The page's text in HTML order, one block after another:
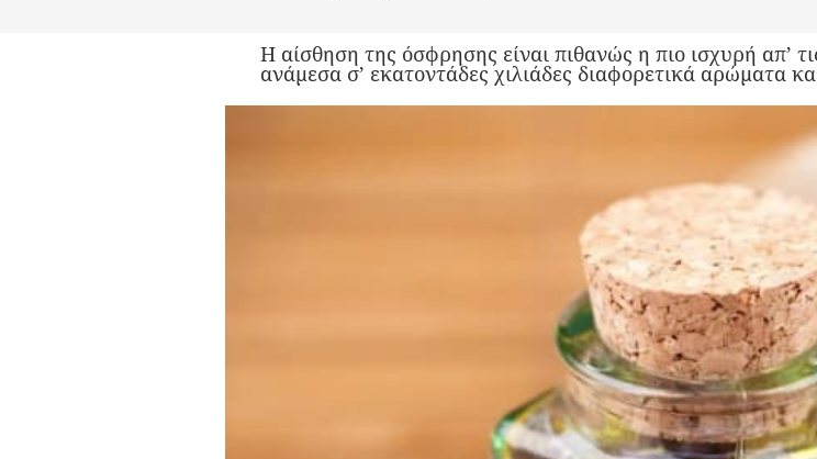
Η αίσθηση της όσφρησης είναι πιθανώς η πιο ισχυρή απ’
ανάμεσα σ’ εκατοντάδες χιλιάδες διαφορετικά αρώματα